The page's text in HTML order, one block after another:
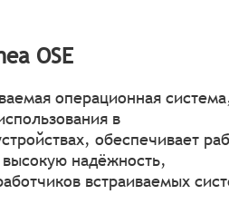
OSE
операционная
в
обеспечивает
надёжность,
встраиваемых